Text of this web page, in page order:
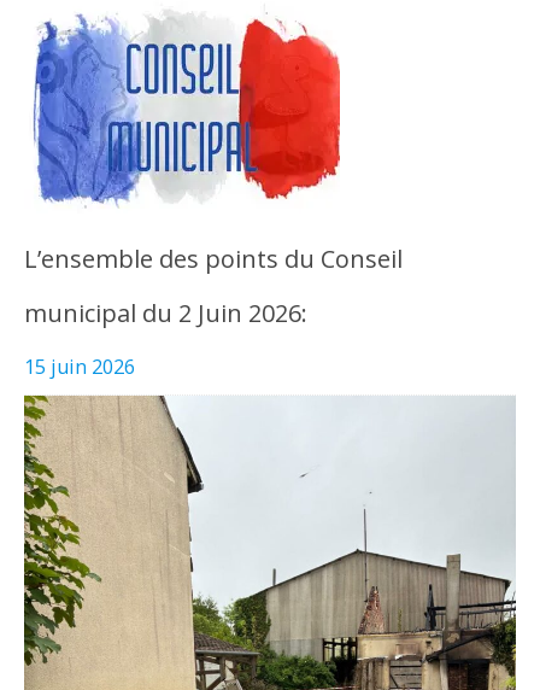
L’ensemble des points du Conseil
municipal du 2 Juin 2026:
15 juin 2026